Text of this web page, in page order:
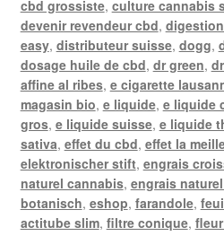
cbd grossiste, culture cannabis
devenir revendeur cbd,
easy, distributeur suisse, dogg,
dosage huile de cbd, dr green,
affine al ribes, e cigarette
magasin bio, e liquide, e liquide
gros, e liquide suisse, e liquide
sativa, effet du cbd, effet la
elektronischer stift, engrais
naturel cannabis, engrais
botanisch, eshop, farandole,
actitube slim, filtre conique,